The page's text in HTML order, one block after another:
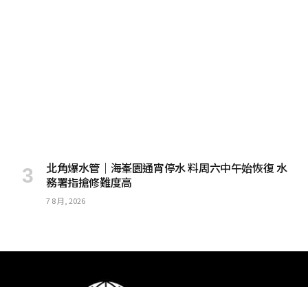
北角爆水管｜海峯園通宵停水 料周六中午始恢復 水
務署指搶修難度高
7 8 月, 2026